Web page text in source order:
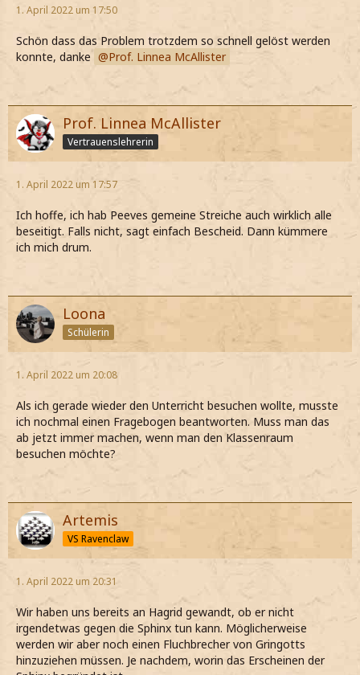
1. April 2022 um 17:50
Schön dass das Problem trotzdem so schnell gelöst werden
konnte, danke
Prof. Linnea McAllister
Prof. Linnea McAllister
Vertrauenslehrerin
1. April 2022 um 17:57
Ich hoffe, ich hab Peeves gemeine Streiche auch wirklich alle
beseitigt. Falls nicht, sagt einfach Bescheid. Dann kümmere
ich mich drum.
Loona
Schülerin
1. April 2022 um 20:08
Als ich gerade wieder den Unterricht besuchen wollte, musste
ich nochmal einen Fragebogen beantworten. Muss man das
ab jetzt immer machen, wenn man den Klassenraum
besuchen möchte?
Artemis
VS Ravenclaw
1. April 2022 um 20:31
Wir haben uns bereits an Hagrid gewandt, ob er nicht
irgendetwas gegen die Sphinx tun kann. Möglicherweise
werden wir aber noch einen Fluchbrecher von Gringotts
hinzuziehen müssen. Je nachdem, worin das Erscheinen der